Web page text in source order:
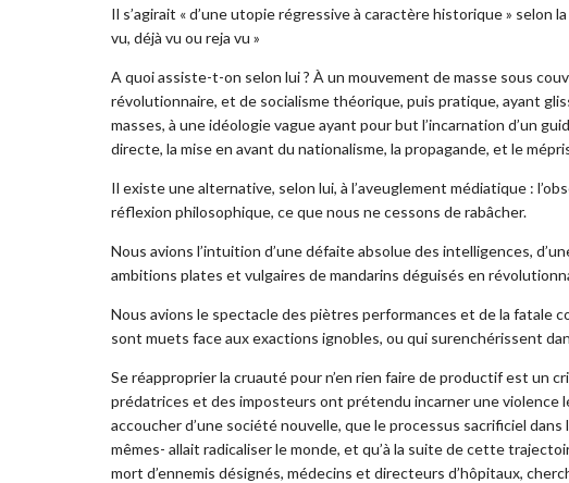
Il s’agirait « d’une utopie régressive à caractère historique » selon
vu, déjà vu ou reja vu »
A quoi assiste-t-on selon lui ? À un mouvement de masse sous
révolutionnaire, et de socialisme théorique, puis pratique, ayant
masses, à une idéologie vague ayant pour but l’incarnation d’un
directe, la mise en avant du nationalisme, la propagande, et le
Il existe une alternative, selon lui, à l’aveuglement médiatique :
réflexion philosophique, ce que nous ne cessons de rabâcher.
Nous avions l’intuition d’une défaite absolue des intelligences,
ambitions plates et vulgaires de mandarins déguisés en
Nous avions le spectacle des piètres performances et de la fatale
sont muets face aux exactions ignobles, ou qui surenchérissent
Se réapproprier la cruauté pour n’en rien faire de productif est un
prédatrices et des imposteurs ont prétendu incarner une violence
accoucher d’une société nouvelle, que le processus sacrificiel
mêmes- allait radicaliser le monde, et qu’à la suite de cette
mort d’ennemis désignés, médecins et directeurs d’hôpitaux,